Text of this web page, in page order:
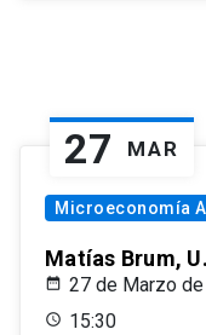
27 MAR
Microeconomía
Matías Brum,
27 de Marzo
15:30